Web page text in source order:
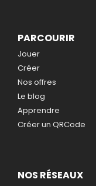
PARCOURIR
Jouer
Créer
Nos offres
Le blog
Apprendre
Créer un QRCode
NOS RÉSEAUX